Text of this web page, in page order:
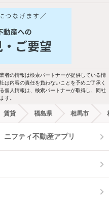
ます！
2階以上
ペット相談
独立洗面台
都市ガス
オートロック
者の情報は検索パートナーが提供している情
は内容の責任を負わないことを予めご了承く
個人情報は、検索パートナーが取得し、同社
す。
賃貸 福島県 相馬市
ニフティ不動産アプリ